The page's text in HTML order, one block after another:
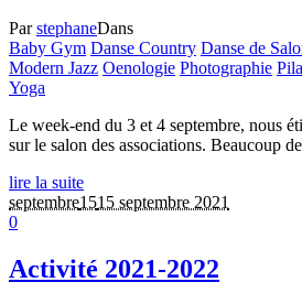
ParstephaneDans
Baby Gym Danse Country Danse de
Modern Jazz Oenologie Photographie
Yoga
Le week-end du 3 et 4 septembre, nous
sur le salon des associations. Beaucoup
lire la suite
septembre1515 septembre 2021
0
Activité 2021-2022